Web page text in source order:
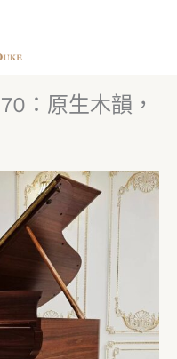
：原生木韻，